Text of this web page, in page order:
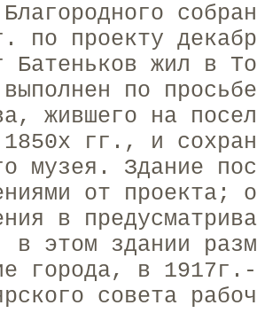
по проекту
Батеньков жил в
по
жившего на
1850х гг., и
музея. Здание
от проекта;
в
этом здании
города, в
совета